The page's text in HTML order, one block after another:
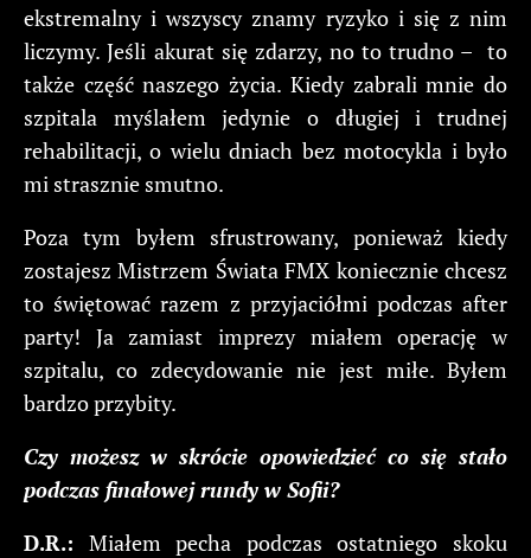
ekstremalny i wszyscy znamy ryzyko i się z nim
liczymy. Jeśli akurat się zdarzy, no to trudno – to
także część naszego życia. Kiedy zabrali mnie do
szpitala myślałem jedynie o długiej i trudnej
rehabilitacji, o wielu dniach bez motocykla i było
mi strasznie smutno.
Poza tym byłem sfrustrowany, ponieważ kiedy
zostajesz Mistrzem Świata FMX koniecznie chcesz
to świętować razem z przyjaciółmi podczas after
party! Ja zamiast imprezy miałem operację w
szpitalu, co zdecydowanie nie jest miłe. Byłem
bardzo przybity.
Czy możesz w skrócie opowiedzieć co się stało
podczas finałowej rundy w Sofii?
D.R.: Miałem pecha podczas ostatniego skoku